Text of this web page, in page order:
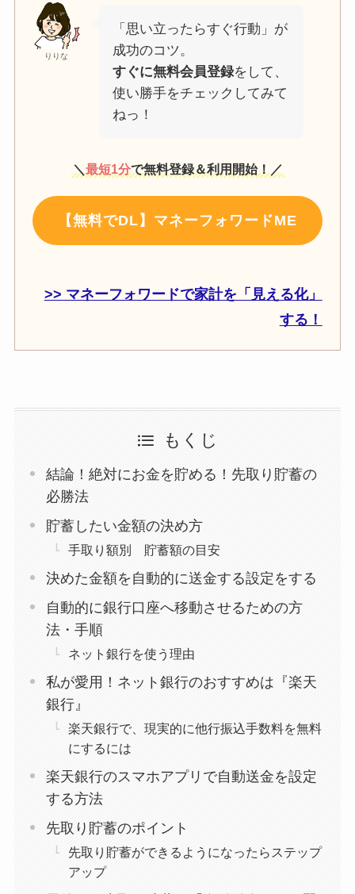
りりな
「思い立ったらすぐ行動」が
成功のコツ。
すぐに無料会員登録をして、
使い勝手をチェックしてみて
ねっ！
＼ 最短1分で無料登録＆利用開始！／
【無料でDL】マネーフォワードME
>> マネーフォワードで家計を「見える化」
する！
もくじ
結論！絶対にお金を貯める！先取り貯蓄の
必勝法
貯蓄したい金額の決め方
手取り額別 貯蓄額の目安
決めた金額を自動的に送金する設定をする
自動的に銀行口座へ移動させるための方
法・手順
ネット銀行を使う理由
私が愛用！ネット銀行のおすすめは『楽天
銀行』
楽天銀行で、現実的に他行振込手数料を無料
にするには
楽天銀行のスマホアプリで自動送金を設定
する方法
先取り貯蓄のポイント
先取り貯蓄ができるようになったらステップ
アップ